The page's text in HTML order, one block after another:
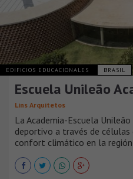
EDIFICIOS EDUCACIONALES BRASIL
Escuela Unileão
Lins Arquitetos
La Academia-Escuela
deportivo a través de células
confort climático en la región